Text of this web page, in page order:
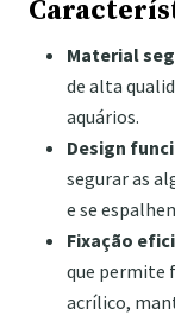
Material
de alta
aquários.
Design
segurar as
e se
Fixação
que permite
acrílico,